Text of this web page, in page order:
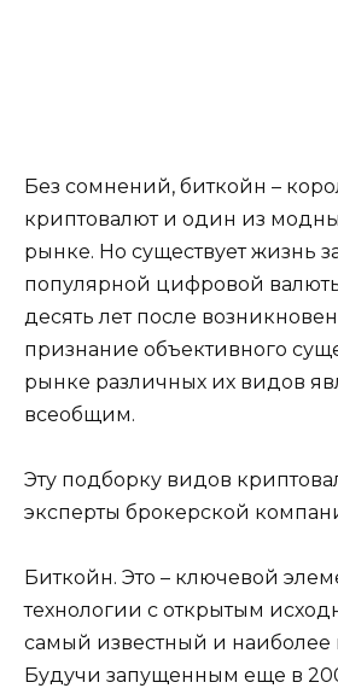
Без сомнений, биткойн –
криптовалют и один из
рынке. Но существует жизнь
популярной цифровой
десять лет после
признание объективного
рынке различных их видов
всеобщим.
Эту подборку видов
эксперты брокерской
Биткойн. Это – ключевой
технологии с открытым
самый известный и наиболее
Будучи запущенным еще в